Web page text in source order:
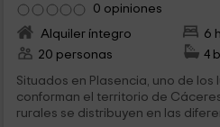
0 opiniones
Alquiler íntegro
6
20 personas
4
Situados en Plasencia, uno de los
conforman el territorio de
rurales se distribuyen en las